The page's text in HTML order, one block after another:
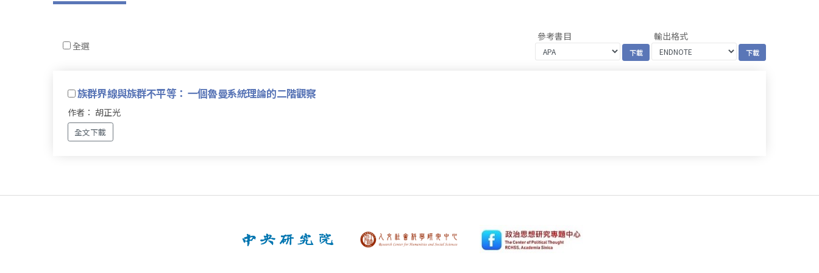
全選
參考書目 輸出格式
族群界線與族群不平等： 一個魯曼系統理論的二階觀察
作者： 胡正光
全文下載